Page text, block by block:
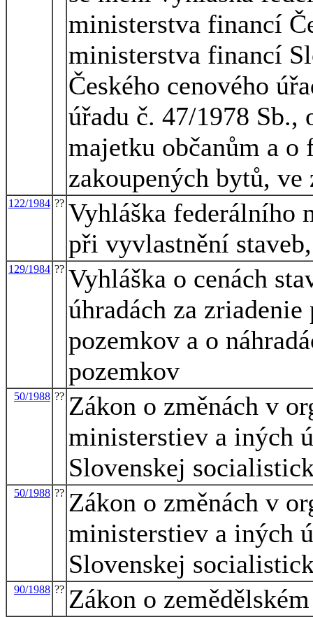
ministerstva financí
ministerstva financí
Českého cenového
úřadu č. 47/1978
majetku občanům a
zakoupených bytů,
122/1984 ?? Vyhláška federálního
při vyvlastnění
129/1984 ?? Vyhláška o cenách
úhradách za
pozemkov a o
pozemkov
50/1988 ?? Zákon o změnách v
ministerstiev a iných
Slovenskej
50/1988 ?? Zákon o změnách v
ministerstiev a iných
Slovenskej
90/1988 ?? Zákon o